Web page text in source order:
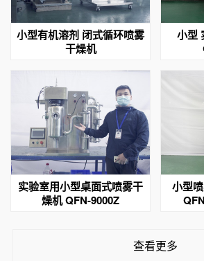
小型有机溶剂 闭式循环喷雾
干燥机
小型
实验室用小型桌面式喷雾干
燥机 QFN-9000Z
小型
查看更多